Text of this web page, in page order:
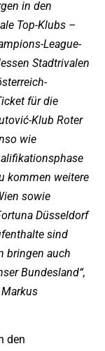
in den
Top-Klubs –
League-
Stadtrivalen
für die
Klub Roter
wie
kommen weitere
sowie
Düsseldorf
sind
bringen auch
Bundesland“,
den